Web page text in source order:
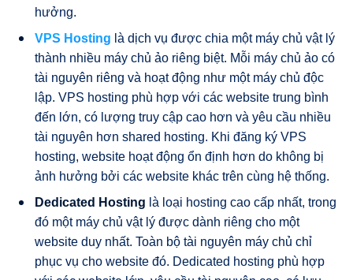
hưởng.
VPS Hosting là dịch vụ được chia một máy chủ vật lý
thành nhiều máy chủ ảo riêng biệt. Mỗi máy chủ ảo có
tài nguyên riêng và hoạt động như một máy chủ độc
lập. VPS hosting phù hợp với các website trung bình
đến lớn, có lượng truy cập cao hơn và yêu cầu nhiều
tài nguyên hơn shared hosting. Khi đăng ký VPS
hosting, website hoạt động ổn định hơn do không bị
ảnh hưởng bởi các website khác trên cùng hệ thống.
Dedicated Hosting là loại hosting cao cấp nhất, trong
đó một máy chủ vật lý được dành riêng cho một
website duy nhất. Toàn bộ tài nguyên máy chủ chỉ
phục vụ cho website đó. Dedicated hosting phù hợp